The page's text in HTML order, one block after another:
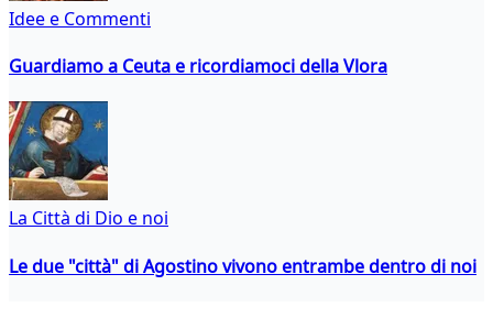
Idee e Commenti
Guardiamo a Ceuta e ricordiamoci della Vlora
La Città di Dio e noi
Le due "città" di Agostino vivono entrambe dentro di noi